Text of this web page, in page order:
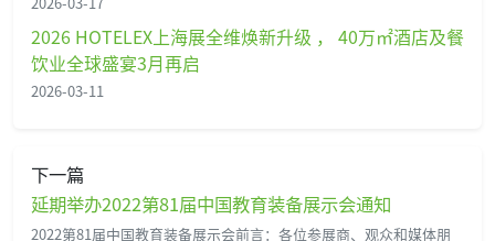
2026 HOTELEX上海展全维焕新升级 ， 40万㎡酒店及餐
饮业全球盛宴3月再启
2026-03-11
下一篇
延期举办2022第81届中国教育装备展示会通知
2022第81届中国教育装备展示会前言：各位参展商、观众和媒体朋